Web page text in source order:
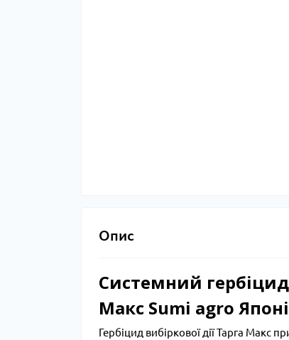
Опис
Системний
Макс Sumi agro
Гербіцид вибіркової дії Тарга Макс